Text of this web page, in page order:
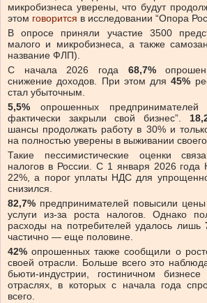
микробизнеса уверены, что будут
этом говорится в исследовании “Опора
В опросе приняли участие 3500
малого и микробизнеса, а также
название ФЛП).
С начала 2026 года 68,7%
снижение доходов. При этом для45%
стал убыточным.
5,5% опрошенных
фактически закрыли свой бизнес”.
шансы продолжать работу в 30% и
на полностью уверены в выживании
Такие пессимистические оценки
налогов в России. С 1 января 2026 года
22%, а порог уплаты НДС для
снизился.
82,7% предпринимателей повысили
услуги из-за роста налогов. Однако
расходы на потребителей удалось лишь
частично — еще половине.
42%опрошенных также сообщили о
своей отрасли. Больше всего это
бьюти-индустрии, гостиничном
отраслях, в которых с начала года
всего.